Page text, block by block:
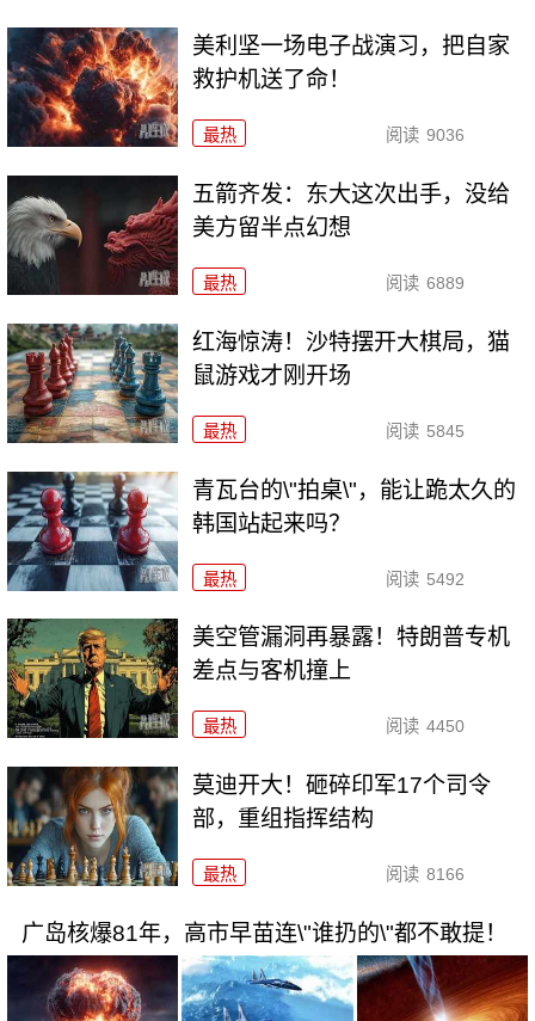
美利坚一场电子战演习，把自家
救护机送了命！
最热 阅读 9036
五箭齐发：东大这次出手，没给
美方留半点幻想
最热 阅读 6889
红海惊涛！沙特摆开大棋局，猫
鼠游戏才刚开场
最热 阅读 5845
青瓦台的\"拍桌\"，能让跪太久的
韩国站起来吗？
最热 阅读 5492
美空管漏洞再暴露！特朗普专机
差点与客机撞上
最热 阅读 4450
莫迪开大！砸碎印军17个司令
部，重组指挥结构
最热 阅读 8166
广岛核爆81年，高市早苗连\"谁扔的\"都不敢提！